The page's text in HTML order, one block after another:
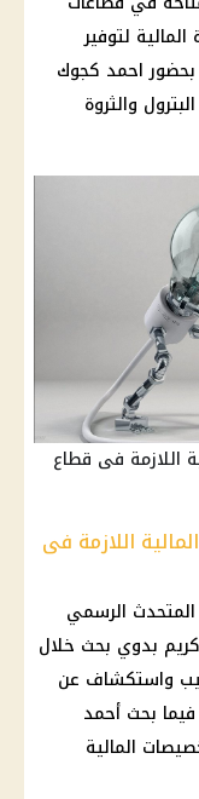
لتوفير
بحضور احمد كجوك
والثروة
اللازمة فى قطاع
اللازمة فى
الرسمي
بدوي بحث خلال
واستكشاف عن
فيما بحث أحمد
المالية